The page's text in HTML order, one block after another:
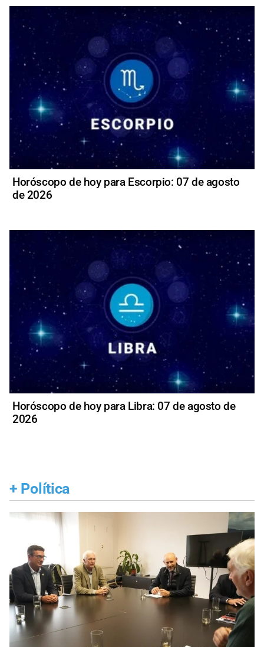
Horóscopo de hoy para Escorpio: 07 de agosto
de 2026
Horóscopo de hoy para Libra: 07 de agosto de
2026
+ Política